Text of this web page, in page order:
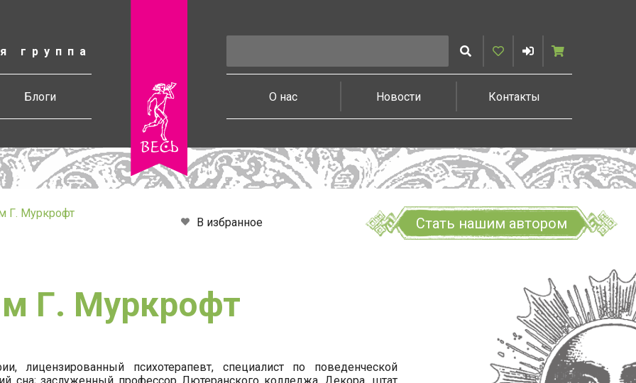
группа ИскатьИзбранное
ВойтиКорзина
Блоги О нас Новости Контакты
Г. Муркрофт
В избранное Стать нашим автором
Г. Муркрофт
лицензированный психотерапевт, специалист по поведенческой